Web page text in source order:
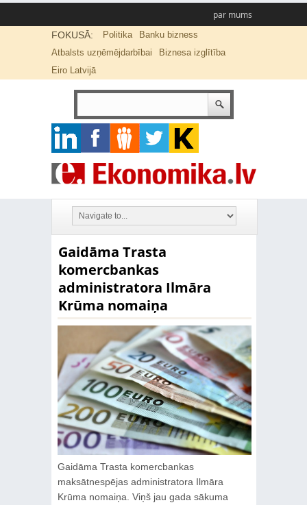
par mums
FOKUSĀ: Politika
Banku bizness
Atbalsts uzņēmējdarbībai
Biznesa izglītība
Eiro Latvijā
Gaidāma Trasta
komercbankas
administratora Ilmāra
Krūma nomaiņa
Gaidāma Trasta komercbankas
maksātnespējas administratora Ilmāra
Krūma nomaiņa. Viņš jau gada sākuma